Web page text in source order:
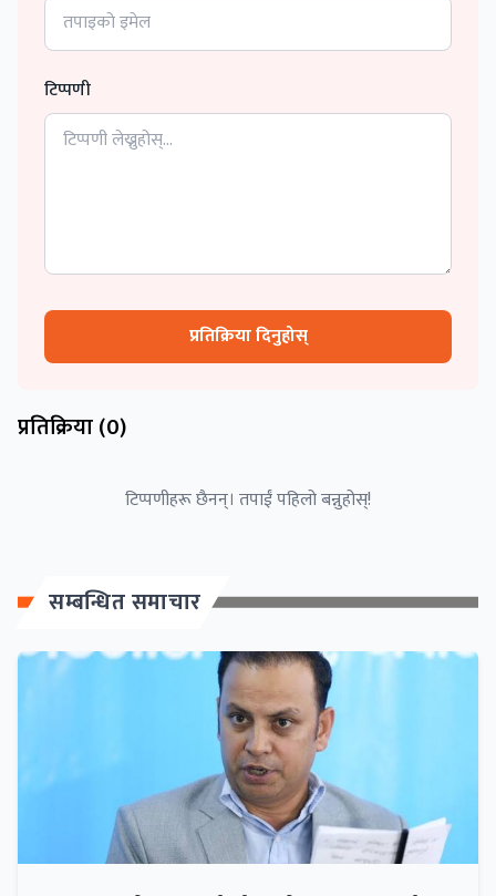
टिप्पणी
प्रतिक्रिया दिनुहोस्
प्रतिक्रिया (0)
टिप्पणीहरू छैनन्। तपाईं पहिलो बन्नुहोस्!
सम्बन्धित समाचार